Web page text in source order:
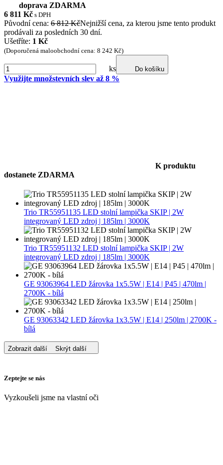
doprava ZDARMA
6 811 Kč s DPH
Původní cena: 6 812 KčNejnižší cena, za kterou jsme tento produkt
prodávali za posledních 30 dní.
Ušetříte: 1 Kč
(Doporučená maloobchodní cena: 8 242 Kč)
ks Do košíku
Využijte množstevních slev až 8 %
K produktu
dostanete ZDARMA
Trio TR55951135 LED stolní lampička SKIP | 2W
integrovaný LED zdroj | 185lm | 3000K
Trio TR55951132 LED stolní lampička SKIP | 2W
integrovaný LED zdroj | 185lm | 3000K
GE 93063964 LED žárovka 1x5.5W | E14 | P45 | 470lm |
2700K - bílá
GE 93063342 LED žárovka 1x3.5W | E14 | 250lm | 2700K -
bílá
Zobrazit další Skrýt další
Zeptejte se nás
Vyzkoušeli jsme na vlastní oči